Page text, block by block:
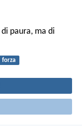
paura, ma di
forza